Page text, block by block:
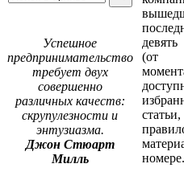
Успешное
предпринимательство
требует двух
совершенно
различных качеств:
скрупулезности и
энтузиазма.
Джон Стюарт
Милль
(от
номере.